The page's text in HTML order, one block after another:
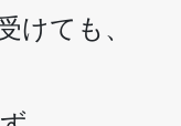
けても、